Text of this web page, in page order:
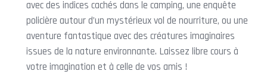
avec des indices cachés dans le camping, une enquête
policière autour d’un mystérieux vol de nourriture, ou une
aventure fantastique avec des créatures imaginaires
issues de la nature environnante. Laissez libre cours à
votre imagination et à celle de vos amis !